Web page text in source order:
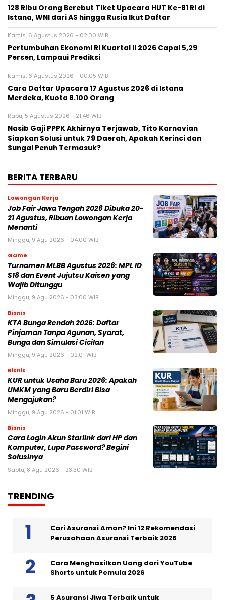
128 Ribu Orang Berebut Tiket Upacara HUT Ke-81 RI di
Istana, WNI dari AS hingga Rusia Ikut Daftar
Kamis, 6 Agustus 2026 - 02:00 WIB
Pertumbuhan Ekonomi RI Kuartal II 2026 Capai 5,29
Persen, Lampaui Prediksi
Kamis, 6 Agustus 2026 - 00:05 WIB
Cara Daftar Upacara 17 Agustus 2026 di Istana
Merdeka, Kuota 8.100 Orang
Rabu, 5 Agustus 2026 - 21:46 WIB
Nasib Gaji PPPK Akhirnya Terjawab, Tito Karnavian
Siapkan Solusi untuk 79 Daerah, Apakah Kerinci dan
Sungai Penuh Termasuk?
BERITA TERBARU
Lowongan Kerja
Job Fair Jawa Tengah 2026 Dibuka 20-
21 Agustus, Ribuan Lowongan Kerja
Menanti
Minggu, 9 Agu 2026 - 04:00 WIB
Game
Turnamen MLBB Agustus 2026: MPL ID
S18 dan Event Jujutsu Kaisen yang
Wajib Ditunggu
Minggu, 9 Agu 2026 - 03:00 WIB
Bisnis
KTA Bunga Rendah 2026: Daftar
Pinjaman Tanpa Agunan, Syarat,
Bunga dan Simulasi Cicilan
Minggu, 9 Agu 2026 - 02:01 WIB
Bisnis
KUR untuk Usaha Baru 2026: Apakah
UMKM yang Baru Berdiri Bisa
Mengajukan?
Minggu, 9 Agu 2026 - 01:01 WIB
Bisnis
Cara Login Akun Starlink dari HP dan
Komputer, Lupa Password? Begini
Solusinya
Sabtu, 8 Agu 2026 - 23:30 WIB
TRENDING
Cari Asuransi Aman? Ini 12 Rekomendasi
Perusahaan Asuransi Terbaik 2026
Cara Menghasilkan Uang dari YouTube
Shorts untuk Pemula 2026
5 Asuransi Jiwa Terbaik untuk